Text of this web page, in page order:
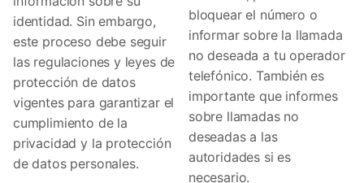
identidad. Sin embargo,
este proceso debe seguir
las regulaciones y leyes de
protección de datos
vigentes para garantizar el
cumplimiento de la
privacidad y la protección
de datos personales.
bloquear el número o
informar sobre la llamada
no deseada a tu operador
telefónico. También es
importante que informes
sobre llamadas no
deseadas a las
autoridades si es
necesario.